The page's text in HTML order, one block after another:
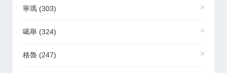
寧瑪 (303)
噶舉 (324)
格魯 (247)